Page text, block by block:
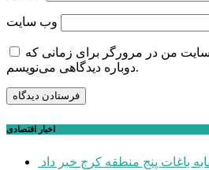
وب‌ سایت
من در مرورگر برای زمانی که
دوباره دیدگاهی می‌نویسم.
اخبار اقتصادی
باغات پنج منطقه کرج خبر داد